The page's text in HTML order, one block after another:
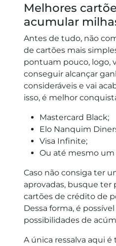
Melhores
acumular
Antes de tudo, não
de cartões mais
pontuam pouco, logo,
conseguir alcançar
consideráveis e vai
isso, é melhor
Mastercard Black;
Elo Nanquim
Visa Infinite;
Ou até mesmo
Caso não consiga ter
aprovadas, busque ter
cartões de crédito de
Dessa forma, é
possibilidades de
A única ressalva aqui